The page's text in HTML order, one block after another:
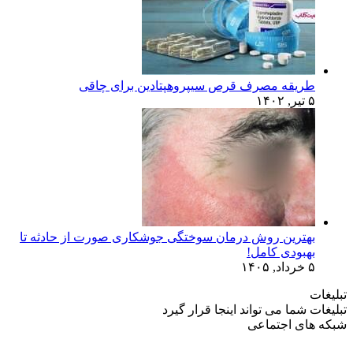
طریقه مصرف قرص سیپروهپتادین برای چاقی
۵ تیر, ۱۴۰۲
بهترین روش درمان سوختگی جوشکاری صورت از حادثه تا
بهبودی کامل!
۵ خرداد, ۱۴۰۵
تبلیغات
تبلیغات شما می تواند اینجا قرار گیرد
شبکه های اجتماعی